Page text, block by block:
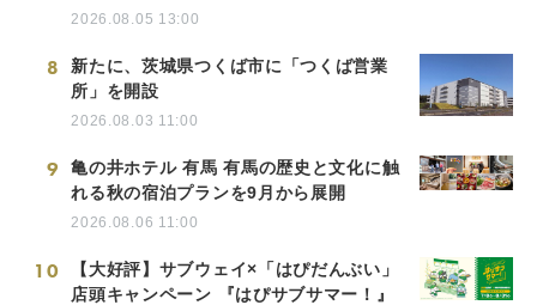
2026.08.05 13:00
8
新たに、茨城県つくば市に「つくば営業
所」を開設
2026.08.03 11:00
9
亀の井ホテル 有馬 有馬の歴史と文化に触
れる秋の宿泊プランを9月から展開
2026.08.06 11:00
10
【大好評】サブウェイ×「はぴだんぶい」
店頭キャンペーン 『はぴサブサマー！』